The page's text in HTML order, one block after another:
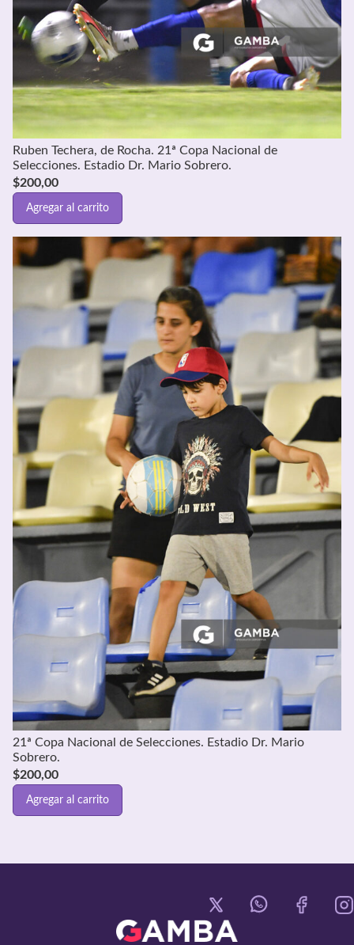
Ruben Techera, de Rocha. 21ª Copa Nacional de
Selecciones. Estadio Dr. Mario Sobrero.
$200,00
Agregar al carrito
21ª Copa Nacional de Selecciones. Estadio Dr. Mario
Sobrero.
$200,00
Agregar al carrito